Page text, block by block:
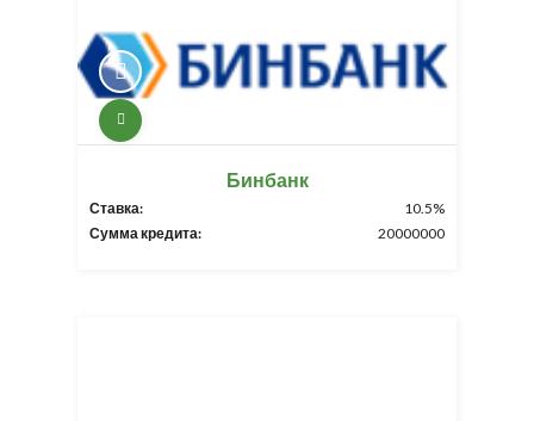
Бинбанк
Ставка:
10.5%
Сумма кредита:
20000000